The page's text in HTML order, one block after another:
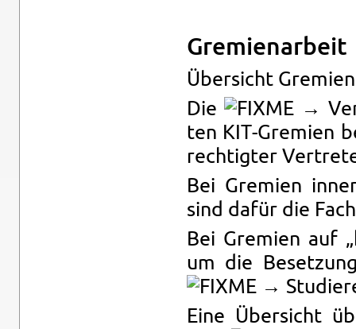
Gre­mi­en­ar­beit
Über­sicht
Die
→
ten KIT-Gre­mi­en
rech­tig­ter
Bei Gre­mi­en
sind dafür die
Bei Gre­mi­en auf
um die
→
Eine Über­sicht